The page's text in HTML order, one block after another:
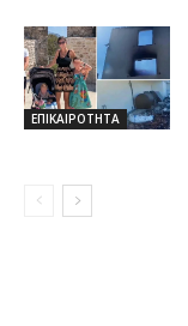
ΕΠΙΚΑΙΡΟΤΗΤΑ